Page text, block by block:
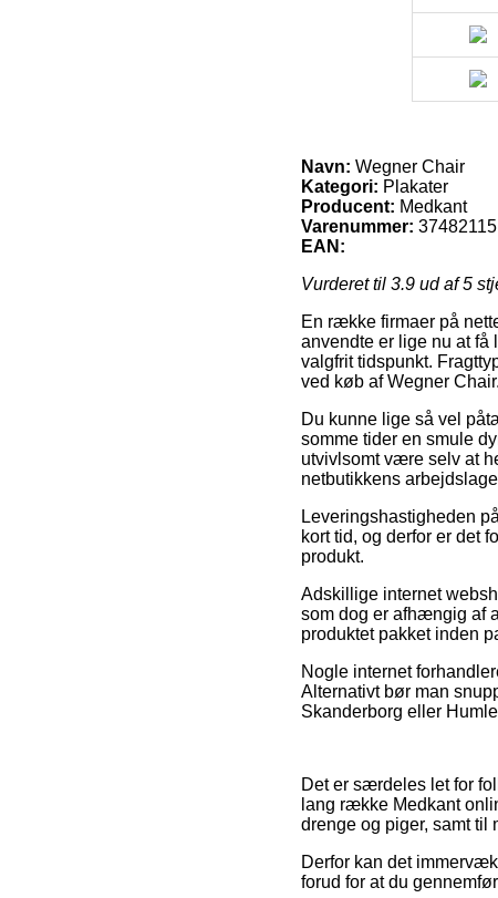
Navn: Wegner Chair
Kategori: Plakater
Producent: Medkant
Varenummer: 37482115
EAN:
Vurderet til 3.9 ud af 5
En række firmaer på
anvendte er lige nu at få
valgfrit tidspunkt.
ved køb af Wegner Chair.
Du kunne lige så vel
somme tider en smule
utvivlsomt være selv at
netbutikkens
Leveringshastigheden
kort tid, og derfor er det
produkt.
Adskillige internet
som dog er afhængig af
produktet pakket inden
Nogle internet
Alternativt bør man
Skanderborg eller
Det er særdeles let for
lang række Medkant
drenge og piger, samt til
Derfor kan det
forud for at du